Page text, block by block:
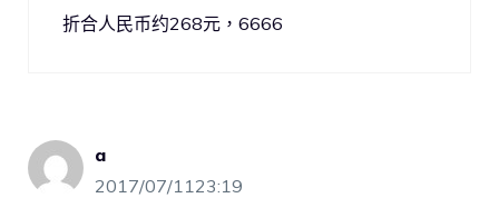
折合人民币约268元，6666
a
2017/07/1123:19